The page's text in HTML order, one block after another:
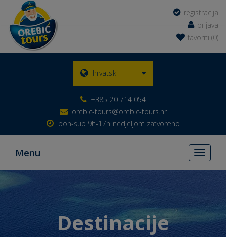
registracija
prijava
favoriti (0)
hrvatski
+385 20 714 054
orebic-tours@orebic-tours.hr
pon-sub 9h-17h nedjeljom zatvoreno
Toggle
Menu
Destinacije